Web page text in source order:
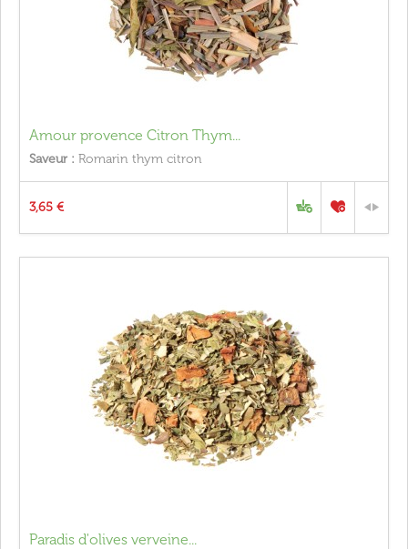
Amour provence Citron Thym...
Saveur : Romarin thym citron
3,65 €
Paradis d'olives verveine...